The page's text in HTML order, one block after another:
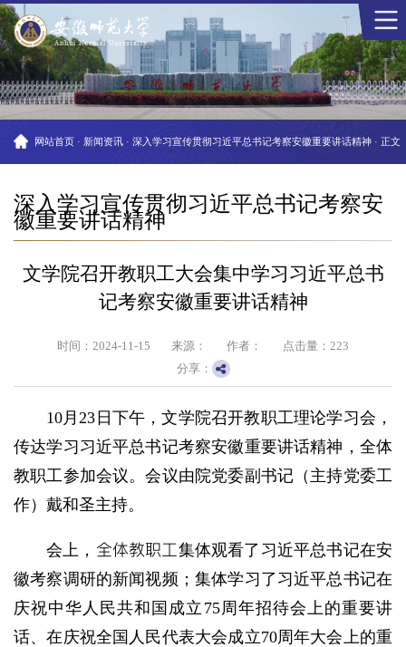
网站首页 · 新闻资讯 · 深入学习宣传贯彻习近平总书记考察安徽重要讲话精神 · 正文
深入学习宣传贯彻习近平总书记考察安
徽重要讲话精神
文学院召开教职工大会集中学习习近平总书
记考察安徽重要讲话精神
时间：2024-11-15 来源： 作者： 点击量： 223
分享：
10月23日下午，文学院召开教职工理论学习会，
传达学习习近平总书记考察安徽重要讲话精神，全体
教职工参加会议。会议由院党委副书记（主持党委工
作）戴和圣主持。
会上， 全体教职工集体观看了习近平总书记在安
徽考察调研的新闻视频；集体学习了习近平总书记在
庆祝中华人民共和国成立75周年招待会上的重要讲
话、在庆祝全国人民代表大会成立70周年大会上的重